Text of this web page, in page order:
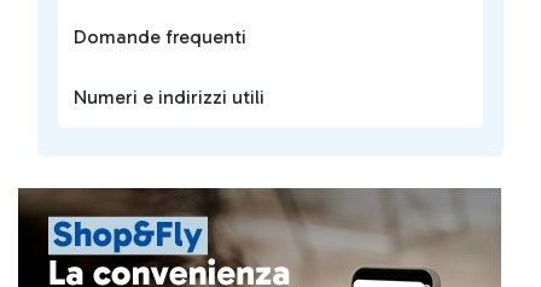
Domande frequenti
Numeri e indirizzi utili